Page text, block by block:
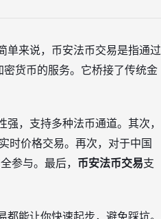
单来说，币安法币交易是指通过
货币的服务。它桥接了传统金
，支持多种法币通道。其次，
时价格交易。再次，对于中国
参与。最后， 币安法币交易支
能让你快速起步，避免踩坑。